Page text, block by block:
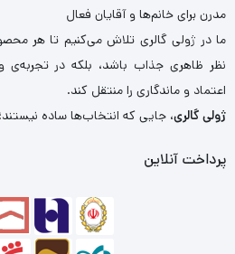
مدرن برای خانم‌ها و آقایان فعال
ما در ژولی گالری تلاش می‌کنیم تا هر
نظر ظاهری جذاب باشد، بلکه در تجربه‌ی
اعتماد و ماندگاری را منتقل کند.
ژولی گالری، جایی که انتخاب‌ها ساده
پرداخت آنلاین